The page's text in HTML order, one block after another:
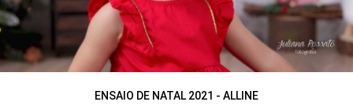
ENSAIO DE NATAL 2021 - ALLINE